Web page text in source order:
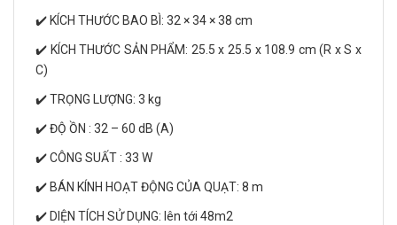
✔️ KÍCH THƯỚC BAO BÌ: 32 × 34 × 38 cm
✔️ KÍCH THƯỚC SẢN PHẨM: 25.5 x 25.5 x 108.9 cm (R x S x
C)
✔️ TRỌNG LƯỢNG: 3 kg
✔️ ĐỘ ỒN : 32 – 60 dB (A)
✔️ CÔNG SUẤT : 33 W
✔️ BÁN KÍNH HOẠT ĐỘNG CỦA QUẠT: 8 m
✔️ DIỆN TÍCH SỬ DỤNG: lên tới 48m2